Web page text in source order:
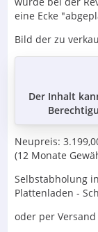
eine Ecke
Bild der zu
Der Inhalt
Neupreis:
(12 Monate
Selbstabholung
Plattenladen -
oder per Versand